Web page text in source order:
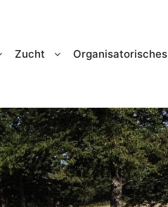
Zucht Organisatorisches